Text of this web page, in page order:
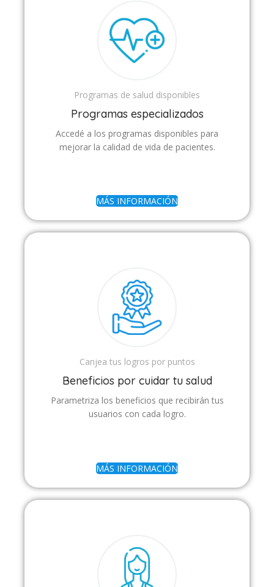
Programas de salud disponibles
Programas especializados
Accedé a los programas disponibles para
mejorar la calidad de vida de pacientes.
MÁS INFORMACIÓN
Canjea tus logros por puntos
Beneficios por cuidar tu salud
Parametriza los beneficios que recibirán tus
usuarios con cada logro.
MÁS INFORMACIÓN